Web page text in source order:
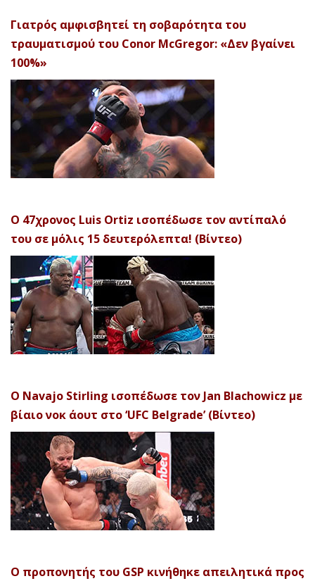
Γιατρός αμφισβητεί τη σοβαρότητα του
τραυματισμού του Conor McGregor: «Δεν βγαίνει
100%»
Ο 47χρονος Luis Ortiz ισοπέδωσε τον αντίπαλό
του σε μόλις 15 δευτερόλεπτα! (Βίντεο)
Ο Navajo Stirling ισοπέδωσε τον Jan Blachowicz με
βίαιο νοκ άουτ στο ‘UFC Belgrade’ (Βίντεο)
Ο προπονητής του GSP κινήθηκε απειλητικά προς